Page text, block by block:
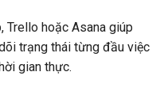
Trello hoặc Asana giúp
trạng thái từng đầu việc
gian thực.